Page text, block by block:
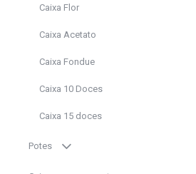
Caixa Flor
Caixa Acetato
Caixa Fondue
Caixa 10 Doces
Caixa 15 doces
Potes